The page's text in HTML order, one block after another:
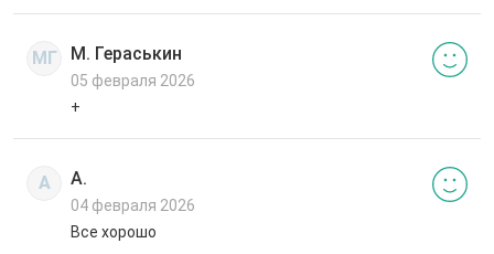
МГ М. Гераськин
05 февраля 2026
+
А А.
04 февраля 2026
Все хорошо